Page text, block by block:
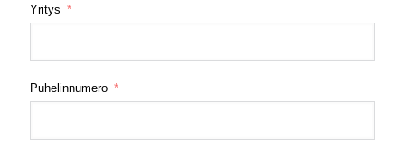
Yritys
Puhelinnumero